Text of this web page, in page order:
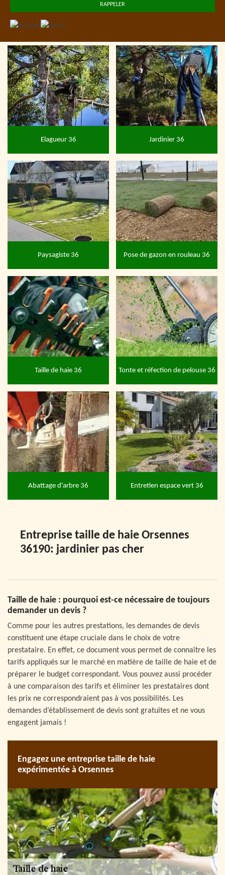
Elagueur 36 Jardinier 36
Paysagiste 36 Pose de gazon en rouleau 36
Taille de haie 36 Tonte et réfection de pelouse 36
Abattage d'arbre 36 Entretien espace vert 36
Entreprise taille de haie Orsennes
36190: jardinier pas cher
Taille de haie : pourquoi est-ce nécessaire de toujours
demander un devis ?
Comme pour les autres prestations, les demandes de devis
constituent une étape cruciale dans le choix de votre
prestataire. En effet, ce document vous permet de connaître les
tarifs appliqués sur le marché en matière de taille de haie et de
préparer le budget correspondant. Vous pouvez aussi procéder
à une comparaison des tarifs et éliminer les prestataires dont
les prix ne correspondraient pas à vos possibilités. Les
demandes d’établissement de devis sont gratuites et ne vous
engagent jamais !
Engagez une entreprise taille de haie
expérimentée à Orsennes